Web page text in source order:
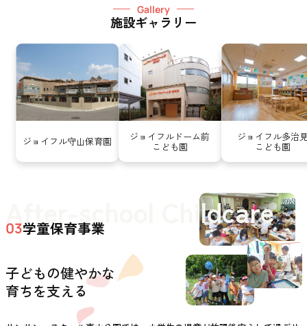
Gallery
施設ギャラリー
ジョイフル守山保育園 ジョイフルドーム前
こども園
ジョイフル多治
こども園
After-school Childcare
03学童保育事業
子どもの健やかな
育ちを支える